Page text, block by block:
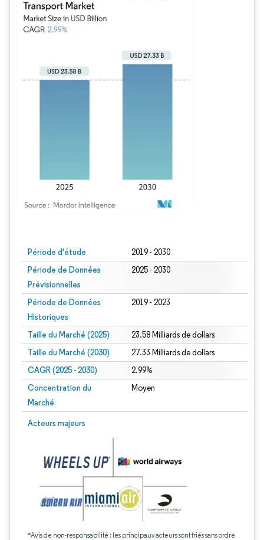
Période d'étude 2019 - 2030
Période de Données
Prévisionnelles
2025 - 2030
Période de Données
Historiques
2019 - 2023
Taille du Marché (2025) 23.58 Milliards de dollars
Taille du Marché (2030) 27.33 Milliards de dollars
CAGR (2025 - 2030) 2.99%
Concentration du
Marché
Moyen
Acteurs majeurs
*Avis de non-responsabilité : les principaux acteurs sont triés sans ordre